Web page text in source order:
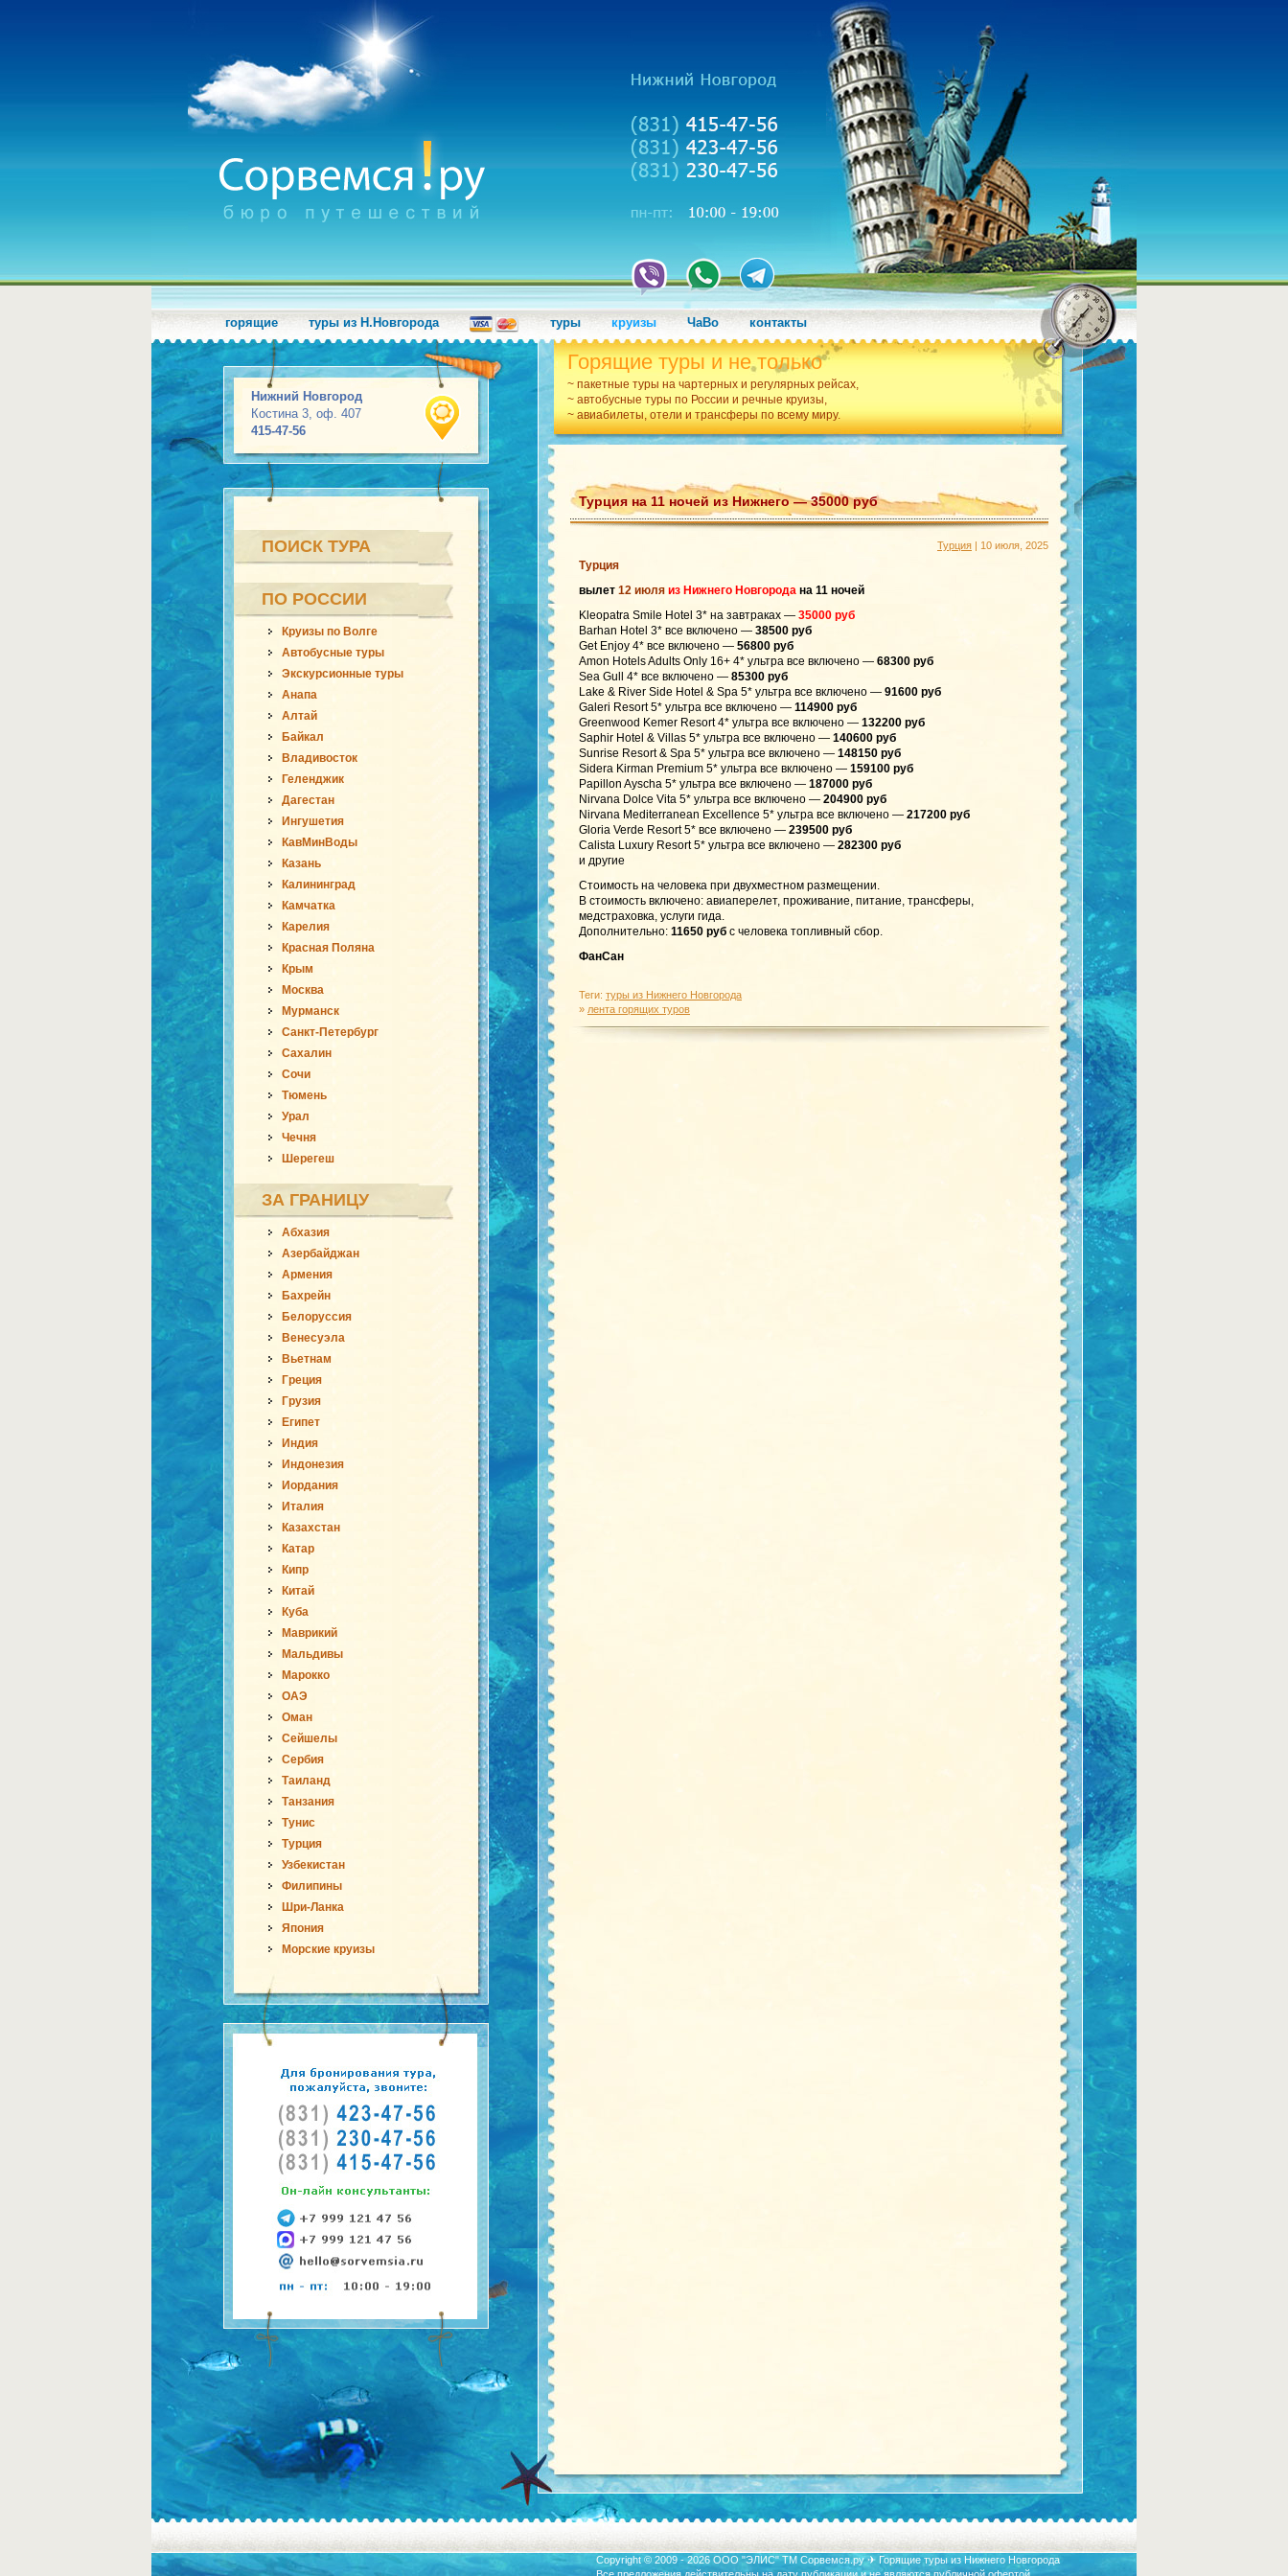
горящие туры из Н.Новгорода туры круизы ЧаВо контакты
Нижний Новгород
Костина 3, оф. 407
415-47-56
Горящие туры и не только
~ пакетные туры на чартерных и регулярных рейсах,
~ автобусные туры по России и речные круизы,
~ авиабилеты, отели и трансферы по всему миру.
ПОИСК ТУРА
ПО РОССИИ
Круизы по Волге
Автобусные туры
Экскурсионные туры
Анапа
Алтай
Байкал
Владивосток
Геленджик
Дагестан
Ингушетия
КавМинВоды
Казань
Калининград
Камчатка
Карелия
Красная Поляна
Крым
Москва
Мурманск
Санкт-Петербург
Сахалин
Сочи
Тюмень
Урал
Чечня
Шерегеш
ЗА ГРАНИЦУ
Абхазия
Азербайджан
Армения
Бахрейн
Белоруссия
Венесуэла
Вьетнам
Греция
Грузия
Египет
Индия
Индонезия
Иордания
Италия
Казахстан
Катар
Кипр
Китай
Куба
Маврикий
Мальдивы
Марокко
ОАЭ
Оман
Сейшелы
Сербия
Таиланд
Танзания
Тунис
Турция
Узбекистан
Филипины
Шри-Ланка
Япония
Морские круизы
Турция на 11 ночей из Нижнего — 35000 руб
Турция | 10 июля, 2025
Турция
вылет 12 июля из Нижнего Новгорода на 11 ночей
Kleopatra Smile Hotel 3* на завтраках — 35000 руб
Barhan Hotel 3* все включено — 38500 руб
Get Enjoy 4* все включено — 56800 руб
Amon Hotels Adults Only 16+ 4* ультра все включено — 68300 руб
Sea Gull 4* все включено — 85300 руб
Lake & River Side Hotel & Spa 5* ультра все включено — 91600 руб
Galeri Resort 5* ультра все включено — 114900 руб
Greenwood Kemer Resort 4* ультра все включено — 132200 руб
Saphir Hotel & Villas 5* ультра все включено — 140600 руб
Sunrise Resort & Spa 5* ультра все включено — 148150 руб
Sidera Kirman Premium 5* ультра все включено — 159100 руб
Papillon Ayscha 5* ультра все включено — 187000 руб
Nirvana Dolce Vita 5* ультра все включено — 204900 руб
Nirvana Mediterranean Excellence 5* ультра все включено — 217200 руб
Gloria Verde Resort 5* все включено — 239500 руб
Calista Luxury Resort 5* ультра все включено — 282300 руб
и другие
Стоимость на человека при двухместном размещении.
В стоимость включено: авиаперелет, проживание, питание, трансферы,
медстраховка, услуги гида.
Дополнительно: 11650 руб с человека топливный сбор.
ФанСан
Теги: туры из Нижнего Новгорода
» лента горящих туров
Copyright © 2009 - 2026 ООО "ЭЛИС" ТМ Сорвемся.ру ✈ Горящие туры из Нижнего Новгорода